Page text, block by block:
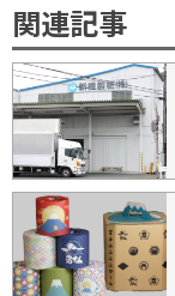
関連記事